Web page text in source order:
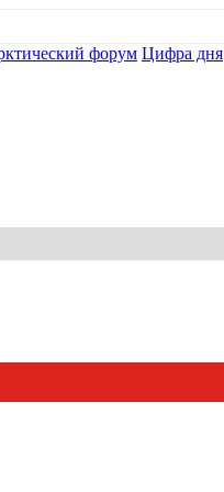
форум Цифра дня